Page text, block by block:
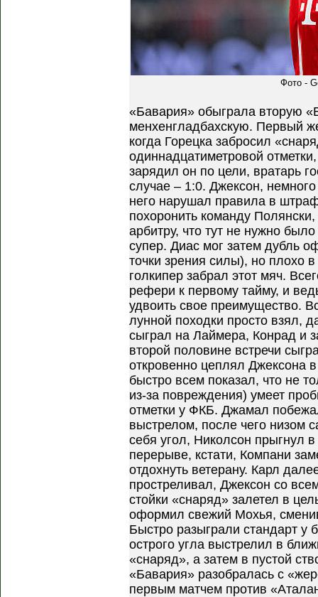
Фото -
«Бавария» обыграла вторую
менхенгладбахскую. Первый
когда Горецка забросил
одиннадцатиметровой
зарядил он по цели, вратарь
случае – 1:0. Джексон,
него нарушал правила в
похоронить команду
арбитру, что тут не нужно
супер. Диас мог затем дубль
точки зрения силы), но плохо
голкипер забрал этот мяч.
рефери к первому тайму, и
удвоить свое преимущество.
лунной походки просто взял,
сыграл на Лаймера, Конрад и
второй половине встречи
откровенно цеплял Джексона
быстро всем показал, что не
из-за повреждения) умеет
отметки у ФКБ. Джамал
выстрелом, после чего низом
себя угол, Николсон прыгнул
перерыве, кстати, Компани
отдохнуть ветерану. Карл
простреливал, Джексон со
стойки «снаряд» залетел в
оформил свежий Мохья,
Быстро разыграли стандарт у
острого угла выстрелил в
«снаряд», а затем в пустой
«Бавария» разобралась с
первым матчем против